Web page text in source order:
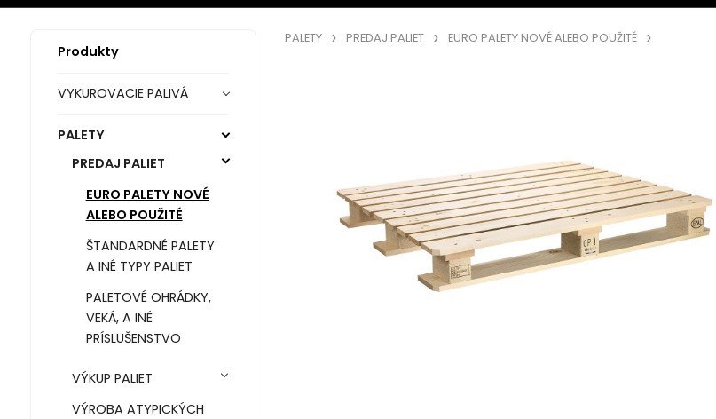
Produkty
VYKUROVACIE PALIVÁ
PALETY
PREDAJ PALIET
EURO PALETY NOVÉ
ALEBO POUŽITÉ
ŠTANDARDNÉ PALETY
A INÉ TYPY PALIET
PALETOVÉ OHRÁDKY,
VEKÁ, A INÉ
PRÍSLUŠENSTVO
VÝKUP PALIET
VÝROBA ATYPICKÝCH
PALETY PREDAJ PALIET EURO PALETY NOVÉ ALEBO POUŽITÉ